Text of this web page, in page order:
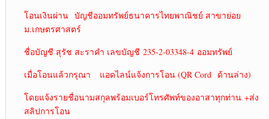
โอนเงินผ่าน บัญชีออมทรัพย์ธนาคารไทยพาณิชย์ สาขาย่อย
ม.เกษตรศาสตร์
ชื่อบัญชี สุรัช สะราคำ เลขบัญชี 235-2-03348-4 ออมทรัพย์
เมื่อโอนแล้วกรุณา แอดไลน์แจ้งการโอน (QR Cord ด้านล่าง)
โดยแจ้งรายชื่อนามสกุลพร้อมเบอร์โทรศัพท์ของอาสาทุกท่าน +ส่ง
สลิปการโอน